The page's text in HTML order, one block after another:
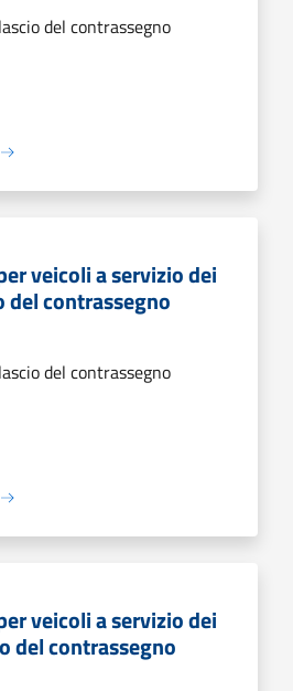
del contrassegno
veicoli a servizio dei
contrassegno
del contrassegno
veicoli a servizio dei
del contrassegno